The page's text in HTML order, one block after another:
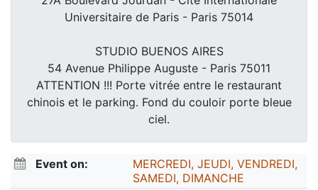
Universitaire de Paris - Paris 75014
STUDIO BUENOS AIRES
54 Avenue Philippe Auguste - Paris 75011
ATTENTION !!! Porte vitrée entre le restaurant
chinois et le parking. Fond du couloir porte bleue
ciel.
Event on:
MERCREDI, JEUDI, VENDREDI,
SAMEDI, DIMANCHE